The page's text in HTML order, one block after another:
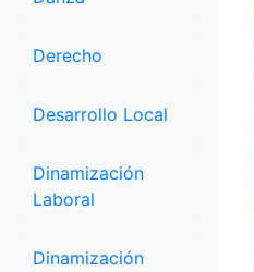
Derecho
Desarrollo Local
Dinamización
Laboral
Dinamización